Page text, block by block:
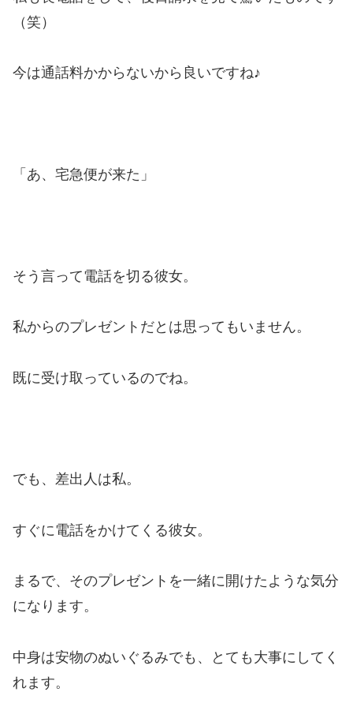
（笑）
今は通話料かからないから良いですね♪
「あ、宅急便が来た」
そう言って電話を切る彼女。
私からのプレゼントだとは思ってもいません。
既に受け取っているのでね。
でも、差出人は私。
すぐに電話をかけてくる彼女。
まるで、そのプレゼントを一緒に開けたような気分
になります。
中身は安物のぬいぐるみでも、とても大事にしてく
れます。